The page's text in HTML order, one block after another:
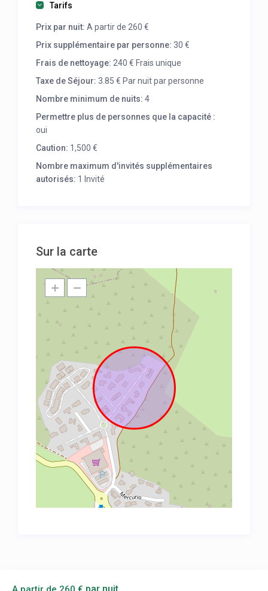
Tarifs
Prix par nuit: A partir de 260 €
Prix supplémentaire par personne: 30 €
Frais de nettoyage: 240 € Frais unique
Taxe de Séjour: 3.85 € Par nuit par personne
Nombre minimum de nuits: 4
Permettre plus de personnes que la capacité :
oui
Caution: 1,500 €
Nombre maximum d'invités supplémentaires
autorisés: 1 Invité
Sur la carte